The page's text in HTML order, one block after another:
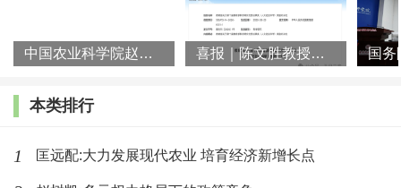
中国农业科学院赵阳先生一行到访湖南师大乡研院 喜报｜陈文胜教授团队荣获第十届教育部科学研究优秀成果奖（人文
本类排行
1 匡远配:大力发展现代农业 培育经济新增长点